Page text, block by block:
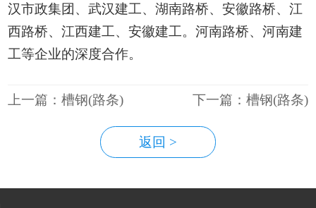
汉市政集团、武汉建工、湖南路桥、安徽路桥、江
西路桥、江西建工、安徽建工。河南路桥、河南建
工等企业的深度合作。
上一篇：槽钢(路条) 下一篇：槽钢(路条)
返回 >